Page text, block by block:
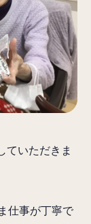
）
ていただきま
仕事が丁寧で